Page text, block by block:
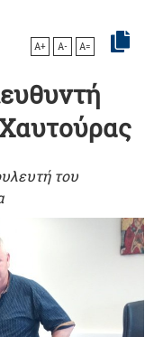
A+ A- A=
του